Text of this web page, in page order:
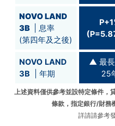
NOVO LAND
3B
| 息率
(第四年及之後)
NOVO LAND
3B
| 年期
▲最
25
上述資料僅供參考並設特定條件
條款，指定銀行/財務
詳請請參考